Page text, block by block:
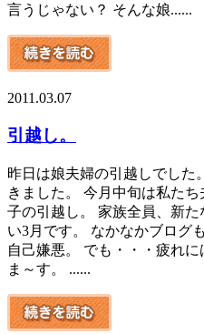
言うじゃない？ そんな娘......
2011.03.07
引越し。
昨日は娘夫婦の引越しでした
きました。 今月中旬は私た
子の引越し。 家族全員、新
い3月です。 なかなかブログ
自己嫌悪。 でも・・・疲れ
ま～す。 ......